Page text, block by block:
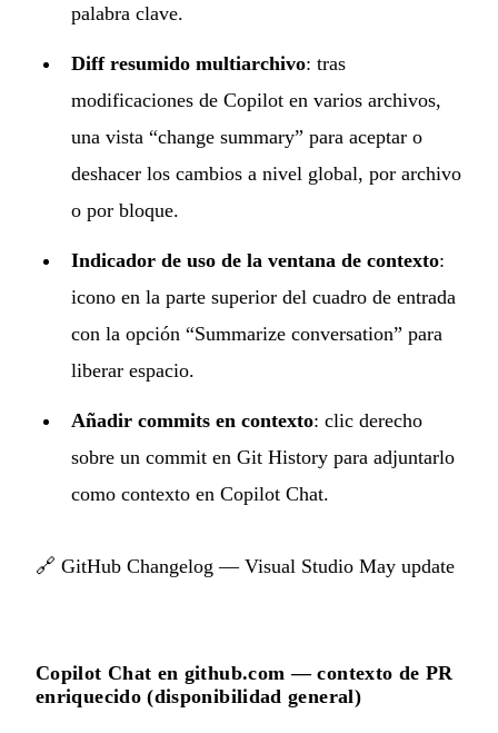
palabra clave.
Diff resumido multiarchivo: tras
modificaciones de Copilot en varios archivos,
una vista “change summary” para aceptar o
deshacer los cambios a nivel global, por archivo
o por bloque.
Indicador de uso de la ventana de contexto:
icono en la parte superior del cuadro de entrada
con la opción “Summarize conversation” para
liberar espacio.
Añadir commits en contexto: clic derecho
sobre un commit en Git History para adjuntarlo
como contexto en Copilot Chat.
🔗 GitHub Changelog — Visual Studio May update
Copilot Chat en github.com — contexto de PR
enriquecido (disponibilidad general)